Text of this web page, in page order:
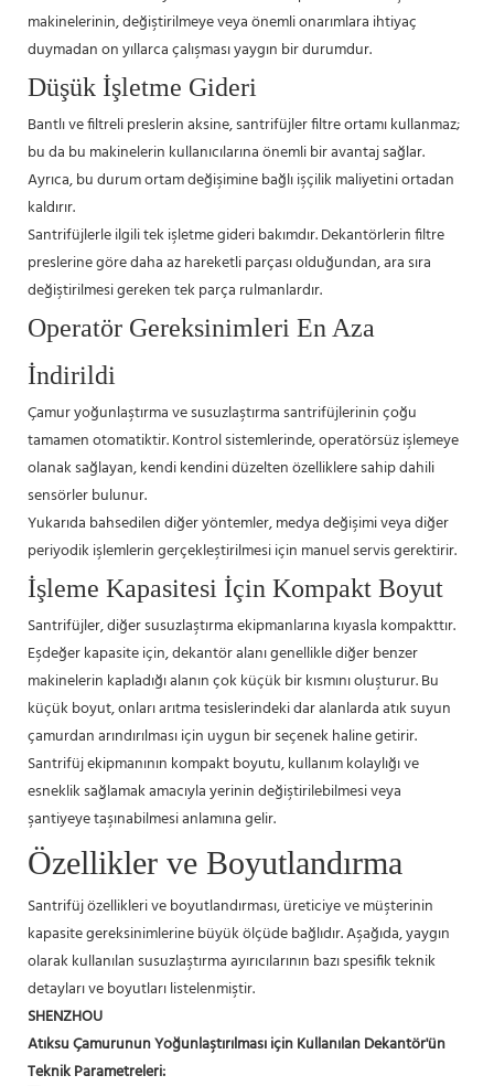
makinelerinin, değiştirilmeye veya önemli onarımlara ihtiyaç
duymadan on yıllarca çalışması yaygın bir durumdur.
Düşük İşletme Gideri
Bantlı ve filtreli preslerin aksine, santrifüjler filtre ortamı kullanmaz;
bu da bu makinelerin kullanıcılarına önemli bir avantaj sağlar.
Ayrıca, bu durum ortam değişimine bağlı işçilik maliyetini ortadan
kaldırır.
Santrifüjlerle ilgili tek işletme gideri bakımdır. Dekantörlerin filtre
preslerine göre daha az hareketli parçası olduğundan, ara sıra
değiştirilmesi gereken tek parça rulmanlardır.
Operatör Gereksinimleri En Aza
İndirildi
Çamur yoğunlaştırma ve susuzlaştırma santrifüjlerinin çoğu
tamamen otomatiktir. Kontrol sistemlerinde, operatörsüz işlemeye
olanak sağlayan, kendi kendini düzelten özelliklere sahip dahili
sensörler bulunur.
Yukarıda bahsedilen diğer yöntemler, medya değişimi veya diğer
periyodik işlemlerin gerçekleştirilmesi için manuel servis gerektirir.
İşleme Kapasitesi İçin Kompakt Boyut
Santrifüjler, diğer susuzlaştırma ekipmanlarına kıyasla kompakttır.
Eşdeğer kapasite için, dekantör alanı genellikle diğer benzer
makinelerin kapladığı alanın çok küçük bir kısmını oluşturur. Bu
küçük boyut, onları arıtma tesislerindeki dar alanlarda atık suyun
çamurdan arındırılması için uygun bir seçenek haline getirir.
Santrifüj ekipmanının kompakt boyutu, kullanım kolaylığı ve
esneklik sağlamak amacıyla yerinin değiştirilebilmesi veya
şantiyeye taşınabilmesi anlamına gelir.
Özellikler ve Boyutlandırma
Santrifüj özellikleri ve boyutlandırması, üreticiye ve müşterinin
kapasite gereksinimlerine büyük ölçüde bağlıdır. Aşağıda, yaygın
olarak kullanılan susuzlaştırma ayırıcılarının bazı spesifik teknik
detayları ve boyutları listelenmiştir.
SHENZHOU
Atıksu Çamurunun Yoğunlaştırılması için Kullanılan Dekantör'ün
Teknik Parametreleri: